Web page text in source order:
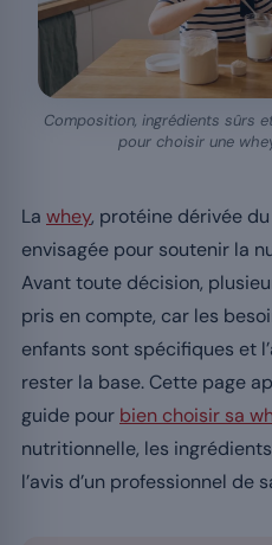
Composition, ingrédients sûrs
pour choisir une
La whey, protéine dérivée
envisagée pour soutenir la
Avant toute décision,
pris en compte, car les
enfants sont spécifiques et
rester la base. Cette page
guide pour bien choisir sa
nutritionnelle, les
l’avis d’un professionnel de